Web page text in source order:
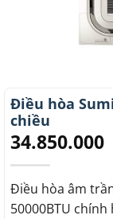
Điều hòa
chiều
34.850.000
Điều hòa âm
50000BTU chính